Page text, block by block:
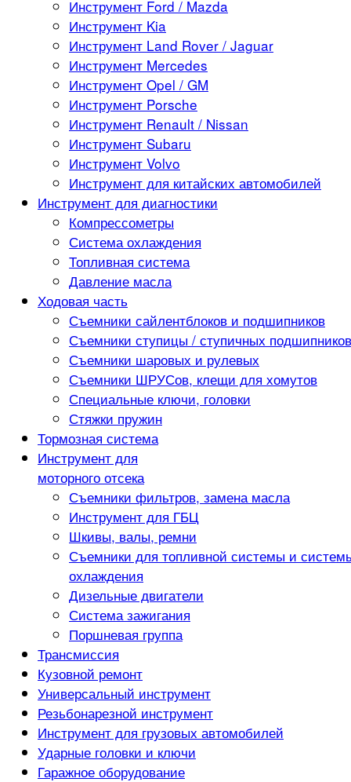
Инструмент Ford / Mazda
Инструмент Kia
Инструмент Land Rover / Jaguar
Инструмент Mercedes
Инструмент Opel / GM
Инструмент Porsche
Инструмент Renault / Nissan
Инструмент Subaru
Инструмент Volvo
Инструмент для китайских автомобилей
Инструмент для диагностики
Компрессометры
Система охлаждения
Топливная система
Давление масла
Ходовая часть
Съемники сайлентблоков и подшипников
Съемники ступицы / ступичных подшипников
Съемники шаровых и рулевых
Съемники ШРУСов, клещи для хомутов
Специальные ключи, головки
Стяжки пружин
Тормозная система
Инструмент для
моторного отсека
Съемники фильтров, замена масла
Инструмент для ГБЦ
Шкивы, валы, ремни
Съемники для топливной системы и
охлаждения
Дизельные двигатели
Система зажигания
Поршневая группа
Трансмиссия
Кузовной ремонт
Универсальный инструмент
Резьбонарезной инструмент
Инструмент для грузовых автомобилей
Ударные головки и ключи
Гаражное оборудование